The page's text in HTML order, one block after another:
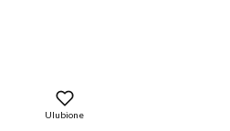
Ulubione